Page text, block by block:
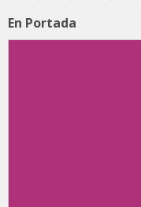
En Portada